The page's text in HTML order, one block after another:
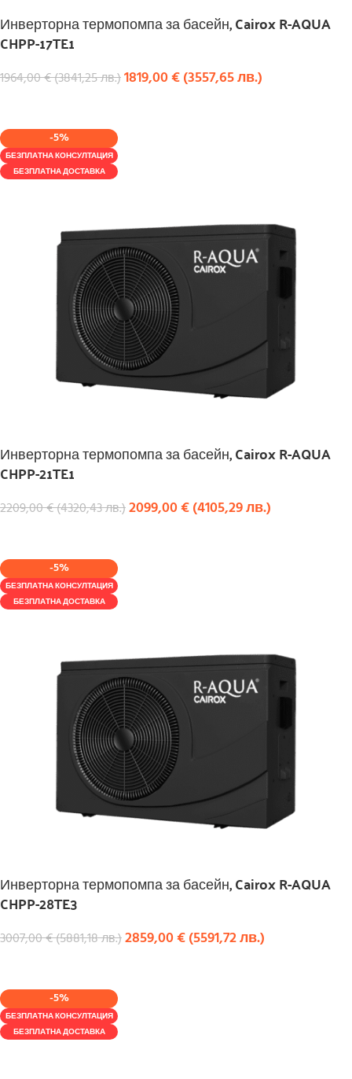
Инверторна термопомпа за басейн, Cairox R-AQUA
CHPP-17TE1
1964,00€(3841,25лв.)1819,00€(3557,65лв.)
-5%
БЕЗПЛАТНА КОНСУЛТАЦИЯ
БЕЗПЛАТНА ДОСТАВКА
Инверторна термопомпа за басейн, Cairox R-AQUA
CHPP-21TE1
2209,00€(4320,43лв.)2099,00€(4105,29лв.)
-5%
БЕЗПЛАТНА КОНСУЛТАЦИЯ
БЕЗПЛАТНА ДОСТАВКА
Инверторна термопомпа за басейн, Cairox R-AQUA
CHPP-28TE3
3007,00€(5881,18лв.)2859,00€(5591,72лв.)
-5%
БЕЗПЛАТНА КОНСУЛТАЦИЯ
БЕЗПЛАТНА ДОСТАВКА